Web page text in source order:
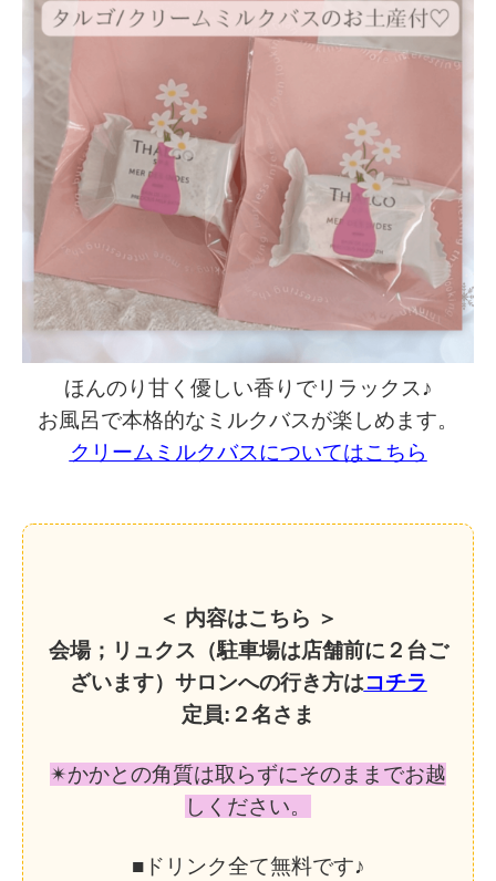
ほんのり甘く優しい香りでリラックス♪
お風呂で本格的なミルクバスが楽しめます。
クリームミルクバスについてはこちら
＜ 内容はこちら ＞
会場；リュクス（駐車場は店舗前に２台ご
ざいます）サロンへの行き方はコチラ
定員:２名さま
✴︎かかとの角質は取らずにそのままでお越
しください。
■ドリンク全て無料です♪